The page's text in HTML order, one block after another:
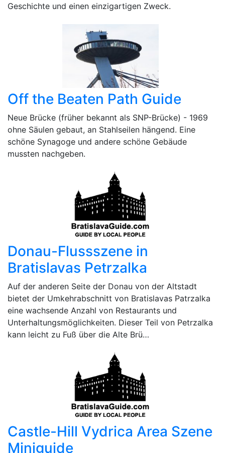
Geschichte und einen einzigartigen Zweck.
Off the Beaten Path Guide
Neue Brücke (früher bekannt als SNP-Brücke) - 1969
ohne Säulen gebaut, an Stahlseilen hängend. Eine
schöne Synagoge und andere schöne Gebäude
mussten nachgeben.
Donau-Flussszene in
Bratislavas Petrzalka
Auf der anderen Seite der Donau von der Altstadt
bietet der Umkehrabschnitt von Bratislavas Patrzalka
eine wachsende Anzahl von Restaurants und
Unterhaltungsmöglichkeiten. Dieser Teil von Petrzalka
kann leicht zu Fuß über die Alte Brü…
Castle-Hill Vydrica Area Szene
Miniguide